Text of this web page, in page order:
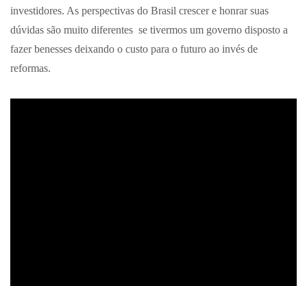
investidores. As perspectivas do Brasil crescer e honrar suas
dúvidas são muito diferentes se tivermos um governo disposto a
fazer benesses deixando o custo para o futuro ao invés de
reformas.